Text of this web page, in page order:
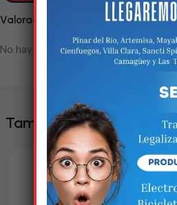
Valoraciones
No hay valoraciones aún.
También te puede
Estamos
nisso!
Em breve, esta
disponível com
incríveis.
paciência e